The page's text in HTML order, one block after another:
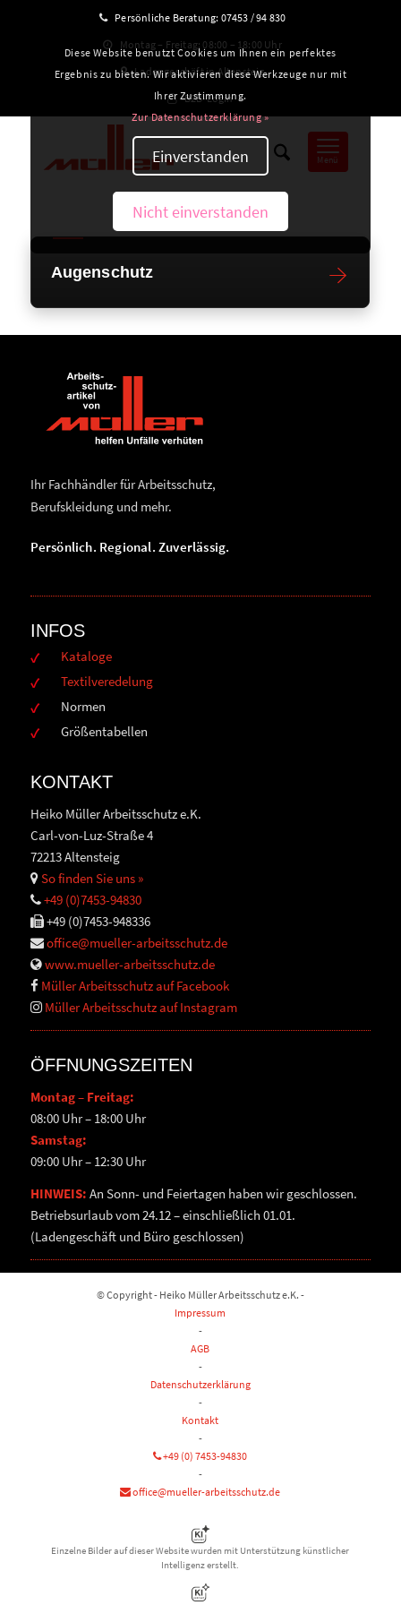
Persönliche Beratung: 07453 / 94 830
Montag – Freitag: 08:00 – 18:00 Uhr
Ladengeschäft in Altensteig
B2B-Login
Menü
Augenschutz
Ihr Fachhändler für Arbeitsschutz,
Berufskleidung und mehr.
Persönlich. Regional. Zuverlässig.
INFOS
Kataloge
Textilveredelung
Normen
Größentabellen
KONTAKT
Heiko Müller Arbeitsschutz e.K.
Carl-von-Luz-Straße 4
72213 Altensteig
So finden Sie uns »
+49 (0)7453-94830
+49 (0)7453-948336
office@mueller-arbeitsschutz.de
www.mueller-arbeitsschutz.de
Müller Arbeitsschutz auf Facebook
Müller Arbeitsschutz auf Instagram
ÖFFNUNGSZEITEN
Montag – Freitag:
08:00 Uhr – 18:00 Uhr
Samstag:
09:00 Uhr – 12:30 Uhr
HINWEIS: An Sonn- und Feiertagen haben wir geschlossen.
Betriebsurlaub vom 24.12 – einschließlich 01.01.
(Ladengeschäft und Büro geschlossen)
© Copyright - Heiko Müller Arbeitsschutz e.K. -
Impressum
-
AGB
-
Datenschutzerklärung
-
Kontakt
-
+49 (0) 7453-94830
-
office@mueller-arbeitsschutz.de
Einzelne Bilder auf dieser Website wurden mit Unterstützung künstlicher
Intelligenz erstellt.
Diese Website benutzt Cookies um Ihnen ein perfektes
Ergebnis zu bieten. Wir aktivieren diese Werkzeuge nur mit
Ihrer Zustimmung.
Zur Datenschutzerklärung »
Einverstanden
Nicht einverstanden